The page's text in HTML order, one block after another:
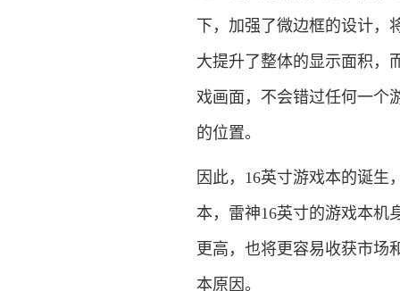
下，加强了微边框的设计
大提升了整体的显示面积，
戏画面，不会错过任何一个
的位置。
因此，16英寸游戏本的诞生
本，雷神16英寸的游戏本机
更高，也将更容易收获市场
本原因。